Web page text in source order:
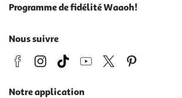
Programme de fidélité Waaoh!
Nous suivre
Notre application